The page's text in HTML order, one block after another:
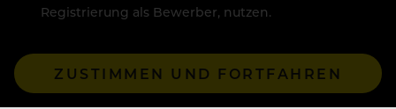
Registrierung als Bewerber, nutzen.
ZUSTIMMEN UND FORTFAHREN